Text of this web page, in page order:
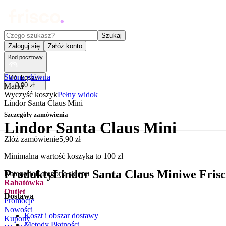
Czego szukasz?
Szukaj
Zaloguj się
Załóż konto
Kod pocztowy
Mój koszyk
0,00 zł
Wyczyść koszykPełny widok
Szczegóły zamówienia
Złóż zamówienie5,90 zł
Minimalna wartość koszyka to 100 zł
KategorieKategorie sklepu
Rabatówka
Outlet
Promocje
Nowości
Kupony
Strona główna
Marki
Lindor Santa Claus Mini
Lindor Santa Claus Mini
.
ProduktyLindor Santa Claus Miniwe
Dostawa
Koszt i obszar dostawy